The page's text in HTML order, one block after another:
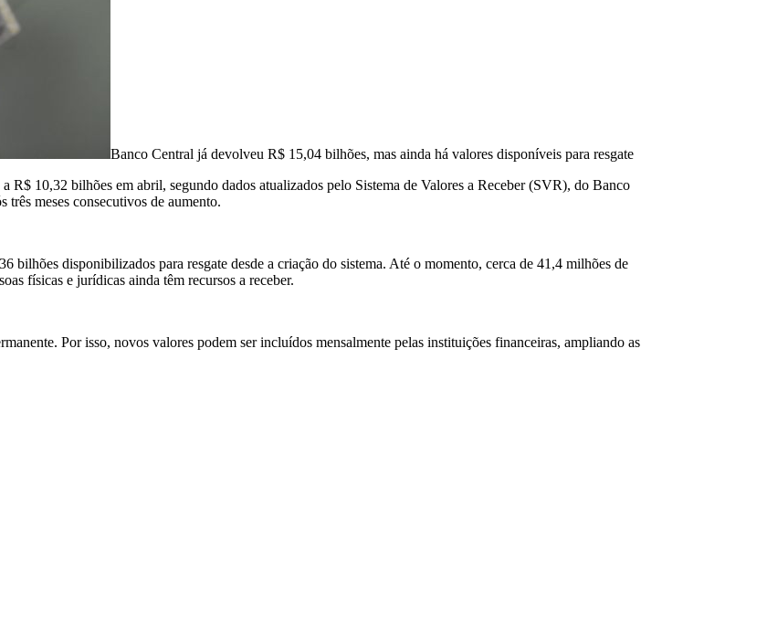
Banco Central já devolveu R$ 15,04 bilhões, mas ainda há valores disponíveis para resgate
R$ 10,32 bilhões em abril, segundo dados atualizados pelo Sistema de Valores a Receber (SVR), do Banco
três meses consecutivos de aumento.
disponibilizados para resgate desde a criação do sistema. Até o momento, cerca de 41,4 milhões de
físicas e jurídicas ainda têm recursos a receber.
Por isso, novos valores podem ser incluídos mensalmente pelas instituições financeiras, ampliando as